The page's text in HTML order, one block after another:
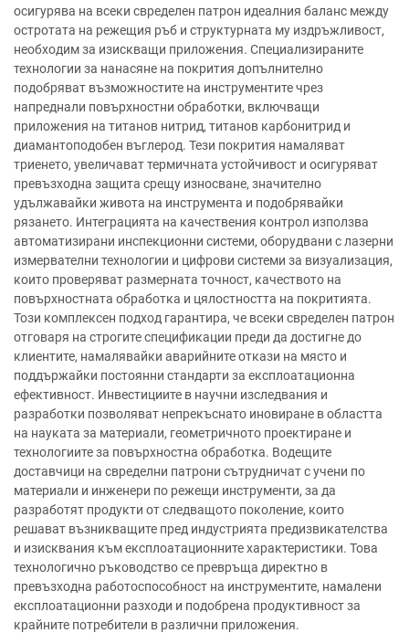
осигурява на всеки свределен патрон идеалния баланс между
остротата на режещия ръб и структурната му издръжливост,
необходим за изискващи приложения. Специализираните
технологии за нанасяне на покрития допълнително
подобряват възможностите на инструментите чрез
напреднали повърхностни обработки, включващи
приложения на титанов нитрид, титанов карбонитрид и
диамантоподобен въглерод. Тези покрития намаляват
триенето, увеличават термичната устойчивост и осигуряват
превъзходна защита срещу износване, значително
удължавайки живота на инструмента и подобрявайки
рязането. Интеграцията на качествения контрол използва
автоматизирани инспекционни системи, оборудвани с лазерни
измервателни технологии и цифрови системи за визуализация,
които проверяват размерната точност, качеството на
повърхностната обработка и цялостността на покритията.
Този комплексен подход гарантира, че всеки свределен патрон
отговаря на строгите спецификации преди да достигне до
клиентите, намалявайки аварийните откази на място и
поддържайки постоянни стандарти за експлоатационна
ефективност. Инвестициите в научни изследвания и
разработки позволяват непрекъснато иновиране в областта
на науката за материали, геометричното проектиране и
технологиите за повърхностна обработка. Водещите
доставчици на свределни патрони сътрудничат с учени по
материали и инженери по режещи инструменти, за да
разработят продукти от следващото поколение, които
решават възникващите пред индустрията предизвикателства
и изисквания към експлоатационните характеристики. Това
технологично ръководство се превръща директно в
превъзходна работоспособност на инструментите, намалени
експлоатационни разходи и подобрена продуктивност за
крайните потребители в различни приложения.